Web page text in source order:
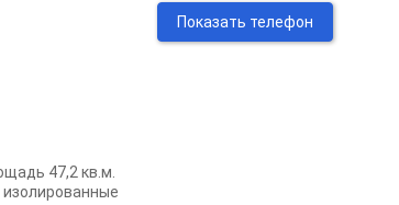
47,2 кв.м.
Показать телефон